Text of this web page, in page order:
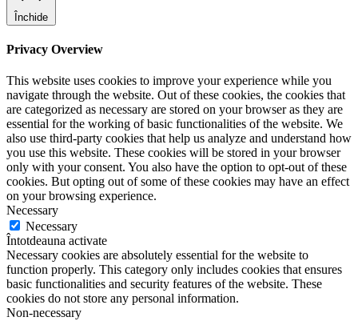
Închide
Privacy Overview
This website uses cookies to improve your experience while you
navigate through the website. Out of these cookies, the cookies that
are categorized as necessary are stored on your browser as they are
essential for the working of basic functionalities of the website. We
also use third-party cookies that help us analyze and understand how
you use this website. These cookies will be stored in your browser
only with your consent. You also have the option to opt-out of these
cookies. But opting out of some of these cookies may have an effect
on your browsing experience.
Necessary
Necessary
Întotdeauna activate
Necessary cookies are absolutely essential for the website to
function properly. This category only includes cookies that ensures
basic functionalities and security features of the website. These
cookies do not store any personal information.
Non-necessary